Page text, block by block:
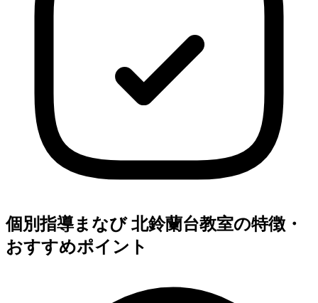
個別指導まなび 北鈴蘭台教室の特徴・
おすすめポイント